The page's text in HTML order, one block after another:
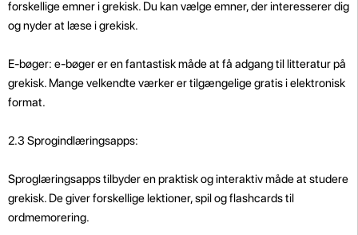
forskellige emner i grekisk. Du kan vælge emner, der interesserer dig
og nyder at læse i grekisk.
E-bøger: e-bøger er en fantastisk måde at få adgang til litteratur på
grekisk. Mange velkendte værker er tilgængelige gratis i elektronisk
format.
2.3 Sprogindlæringsapps:
Sproglæringsapps tilbyder en praktisk og interaktiv måde at studere
grekisk. De giver forskellige lektioner, spil og flashcards til
ordmemorering.